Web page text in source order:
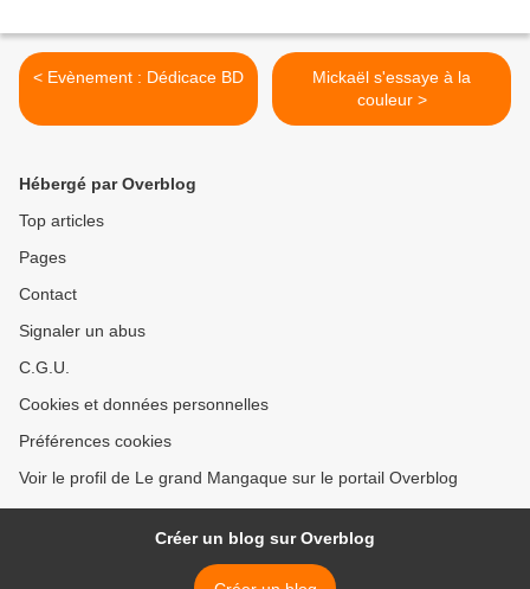
< Evènement : Dédicace BD
Mickaël s'essaye à la
couleur >
Hébergé par Overblog
Top articles
Pages
Contact
Signaler un abus
C.G.U.
Cookies et données personnelles
Préférences cookies
Voir le profil de Le grand Mangaque sur le portail Overblog
Créer un blog sur Overblog